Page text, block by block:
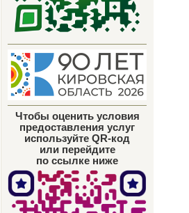
Чтобы оценить условия
предоставления услуг
используйте QR-код
или перейдите
по ссылке ниже